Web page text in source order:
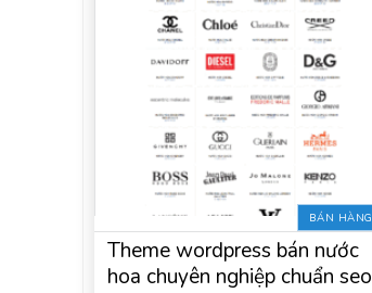
BÁN HÀNG
Theme wordpress bán nước
hoa chuyên nghiệp chuẩn seo